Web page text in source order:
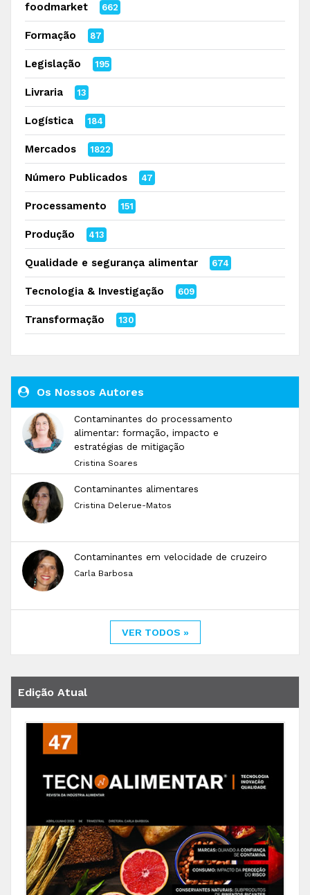
foodmarket 662
Formação 87
Legislação 195
Livraria 13
Logística 184
Mercados 1822
Número Publicados 47
Processamento 151
Produção 413
Qualidade e segurança alimentar 674
Tecnologia & Investigação 609
Transformação 130
Os Nossos Autores
Contaminantes do processamento
alimentar: formação, impacto e
estratégias de mitigação
Cristina Soares
Contaminantes alimentares
Cristina Delerue-Matos
Contaminantes em velocidade de cruzeiro
Carla Barbosa
VER TODOS »
Edição Atual